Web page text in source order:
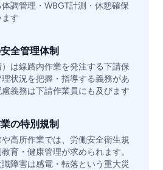
調管理・WBGT計測・休憩確保
す
全管理体制
は線路内作業を発注する下請保
状況を把握・指導する義務があ
義務は下請作業員にも及びます
の特別規制
高所作業では、労働安全衛生規
育・健康管理が求められます。
障害は感電・転落という重大災